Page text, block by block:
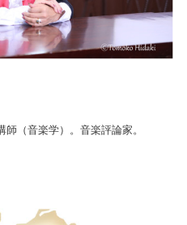
（音楽学）。音楽評論家。